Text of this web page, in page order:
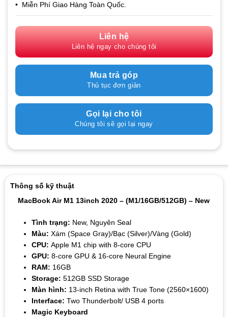
• Miễn Phí Giao Hàng Toàn Quốc.
Liên hệ
Liên hệ ngay cho chúng tôi
Mua trả góp
Thủ tục đơn giản
Gọi lại cho tôi
Chúng tôi sẽ gọi lại ngay
Thông số kỹ thuật
MacBook Air M1 13inch 2020 – (M1/16GB/512GB) – New
Tình trạng: New, Nguyên Seal
Màu: Xám (Space Gray)/Bạc (Silver)/Vàng (Gold)
CPU: Apple M1 chip with 8-core CPU
GPU: 8-core GPU & 16-core Neural Engine
RAM: 16GB
Storage: 512GB SSD Storage
Màn hình: 13-inch Retina with True Tone (2560×1600)
Interface: Two Thunderbolt/ USB 4 ports
Magic Keyboard